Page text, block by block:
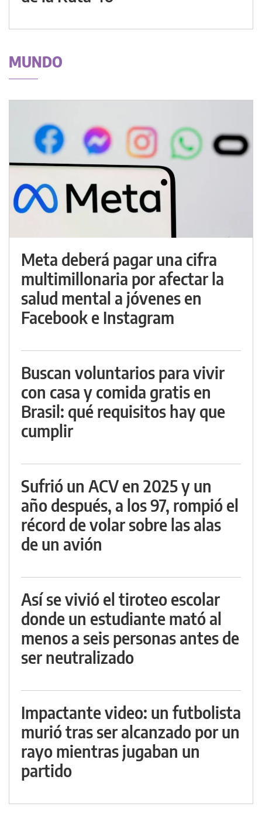
MUNDO
Meta deberá pagar una cifra
multimillonaria por afectar la
salud mental a jóvenes en
Facebook e Instagram
Buscan voluntarios para vivir
con casa y comida gratis en
Brasil: qué requisitos hay que
cumplir
Sufrió un ACV en 2025 y un
año después, a los 97, rompió el
récord de volar sobre las alas
de un avión
Así se vivió el tiroteo escolar
donde un estudiante mató al
menos a seis personas antes de
ser neutralizado
Impactante video: un futbolista
murió tras ser alcanzado por un
rayo mientras jugaban un
partido